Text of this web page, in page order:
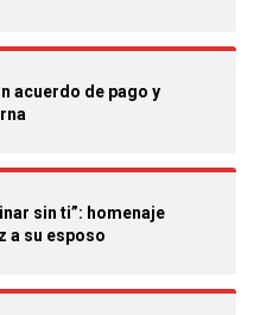
acuerdo de pago y
sin ti”: homenaje
a su esposo